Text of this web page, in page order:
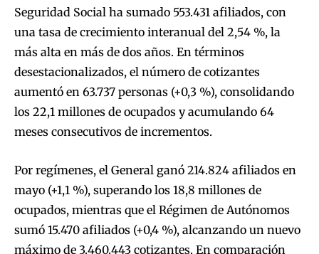
Seguridad Social ha sumado 553.431 afiliados, con
una tasa de crecimiento interanual del 2,54 %, la
más alta en más de dos años. En términos
desestacionalizados, el número de cotizantes
aumentó en 63.737 personas (+0,3 %), consolidando
los 22,1 millones de ocupados y acumulando 64
meses consecutivos de incrementos.
Por regímenes, el General ganó 214.824 afiliados en
mayo (+1,1 %), superando los 18,8 millones de
ocupados, mientras que el Régimen de Autónomos
sumó 15.470 afiliados (+0,4 %), alcanzando un nuevo
máximo de 3.460.443 cotizantes. En comparación